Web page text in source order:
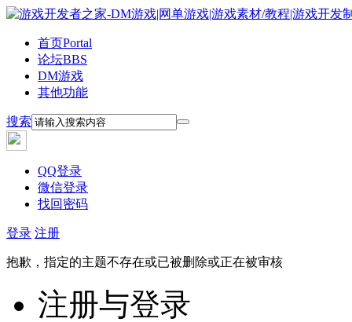
首页Portal
论坛BBS
DM游戏
其他功能
搜索
QQ登录
微信登录
找回密码
登录 注册
抱歉，指定的主题不存在或已被删除或正在被审核
注册与登录